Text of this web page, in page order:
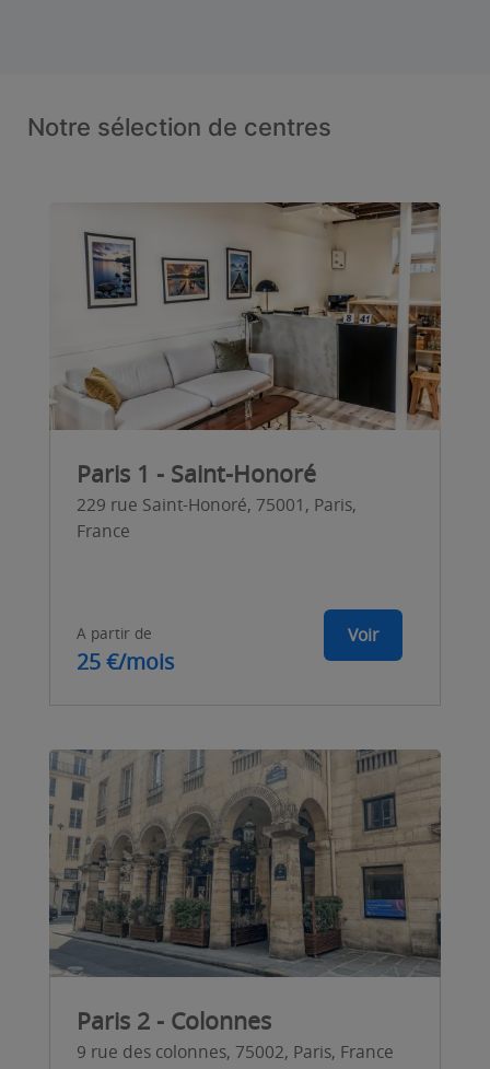
Notre sélection de centres
Paris 1 - Saint-Honoré
229 rue Saint-Honoré, 75001, Paris,
France
A partir de
25 €/mois
Voir
Paris 2 - Colonnes
9 rue des colonnes, 75002, Paris, France